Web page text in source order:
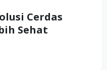
Cerdas
Sehat